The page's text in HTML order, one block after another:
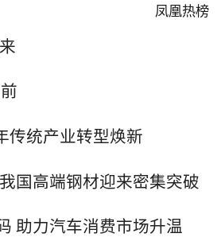
凤凰热榜
传统产业转型焕新
国高端钢材迎来密集突破
助力汽车消费市场升温